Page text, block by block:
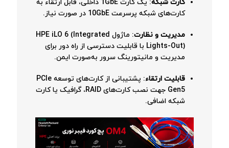
کارت شبکه
: یک کارت 1GbE داخلی، قابل ارتقاء به
کارت‌های شبکه پرسرعت 10GbE در صورت نیاز.
مدیریت و نظارت
: ماژول HPE iLO 6 (Integrated
Lights-Out) با قابلیت دسترسی از راه دور برای
مدیریت و مانیتورینگ سرور به‌صورت ایمن.
قابلیت ارتقاء
: پشتیبانی از کارت‌های توسعه PCIe
Gen5 جهت نصب کارت‌های RAID، گرافیک یا کارت
شبکه اضافی.